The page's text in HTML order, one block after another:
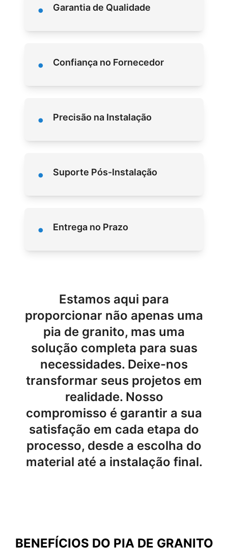
• Garantia de Qualidade
• Confiança no Fornecedor
• Precisão na Instalação
• Suporte Pós-Instalação
• Entrega no Prazo
Estamos aqui para
proporcionar não apenas uma
pia de granito, mas uma
solução completa para suas
necessidades. Deixe-nos
transformar seus projetos em
realidade. Nosso
compromisso é garantir a sua
satisfação em cada etapa do
processo, desde a escolha do
material até a instalação final.
BENEFÍCIOS DO PIA DE GRANITO